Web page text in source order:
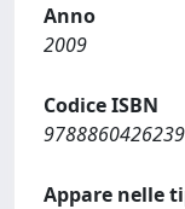
Anno
2009
Codice ISBN
9788860426239
Appare nelle